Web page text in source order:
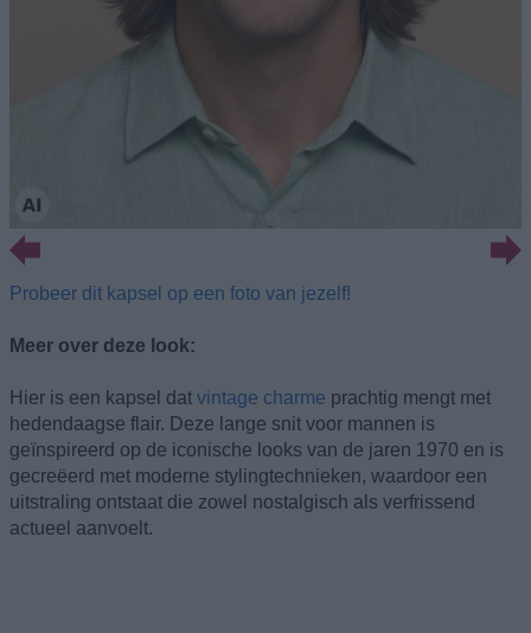
Probeer dit kapsel op een foto van jezelf!
Meer over deze look:
Hier is een kapsel dat vintage charme prachtig mengt met
hedendaagse flair. Deze lange snit voor mannen is
geïnspireerd op de iconische looks van de jaren 1970 en is
gecreëerd met moderne stylingtechnieken, waardoor een
uitstraling ontstaat die zowel nostalgisch als verfrissend
actueel aanvoelt.